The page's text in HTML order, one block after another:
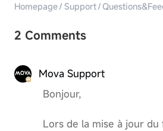
Homepage/ Support/
2 Comments
Mova Support
Bonjour,
Lors de la mise à jour